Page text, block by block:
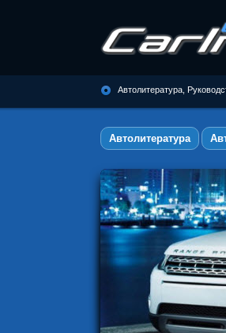
Автолитература,
ремонту и
автомобилей
Автолитература,
Автолитература